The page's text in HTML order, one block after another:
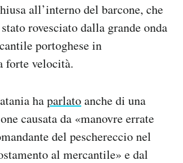
all’interno del barcone, che
rovesciato dalla grande onda
portoghese in
forte velocità.
haparlatoanche di una
causata da «manovre errate
del peschereccio nel
al mercantile» e dal